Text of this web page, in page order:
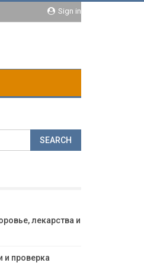
Sign in
лекарства и
и проверка